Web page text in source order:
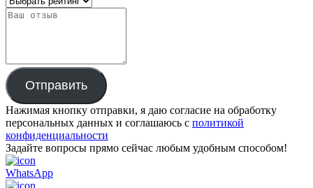
Отправить
Нажимая кнопку отправки, я даю согласие на обработку
персональных данных и соглашаюсь с политикой
конфиденциальности
Задайте вопросы прямо сейчас любым удобным способом!
WhatsApp